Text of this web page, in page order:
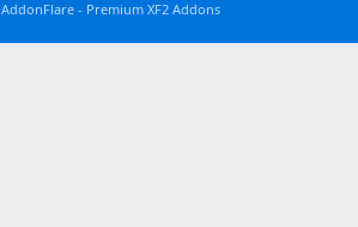
AddonFlare - Premium XF2 Addons